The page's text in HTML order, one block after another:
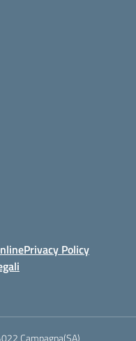
Privacy Policy
Campagna(SA)